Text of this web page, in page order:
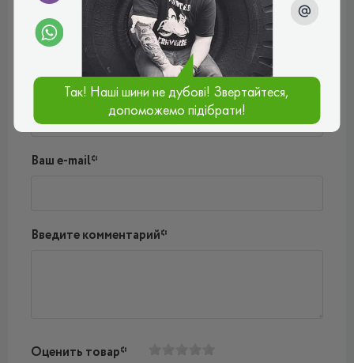
Пока нет комментариев
Написать комментарий
Имя*
Ваш e-mail*
Введите комментарий*
Оценить товар*
Так! Наші шини не дубові! Звертайтеся,
допоможемо підібрати!